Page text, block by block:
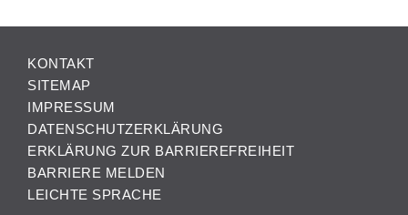
KONTAKT
SITEMAP
IMPRESSUM
DATENSCHUTZERKLÄRUNG
ERKLÄRUNG ZUR BARRIEREFREIHEIT
BARRIERE MELDEN
LEICHTE SPRACHE